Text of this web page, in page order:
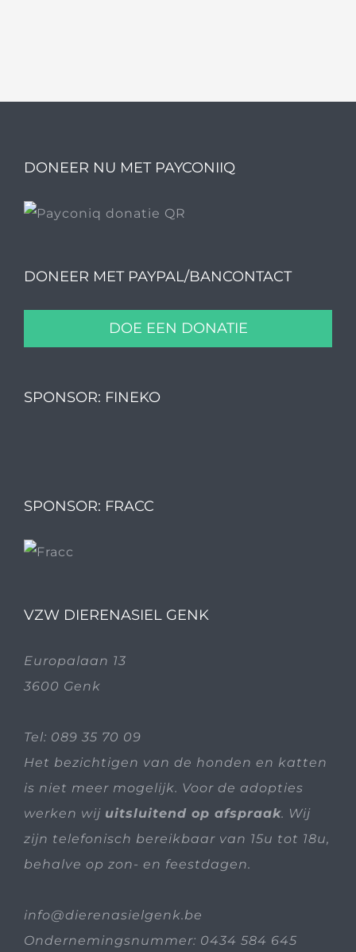
DONEER NU MET PAYCONIIQ
DONEER MET PAYPAL/BANCONTACT
DOE EEN DONATIE
SPONSOR: FINEKO
SPONSOR: FRACC
VZW DIERENASIEL GENK
Europalaan 13
3600 Genk
Tel: 089 35 70 09
Het bezichtigen van de honden en katten
is niet meer mogelijk. Voor de adopties
werken wij uitsluitend op afspraak. Wij
zijn telefonisch bereikbaar van 15u tot 18u,
behalve op zon- en feestdagen.
info@dierenasielgenk.be
Ondernemingsnummer: 0434 584 645